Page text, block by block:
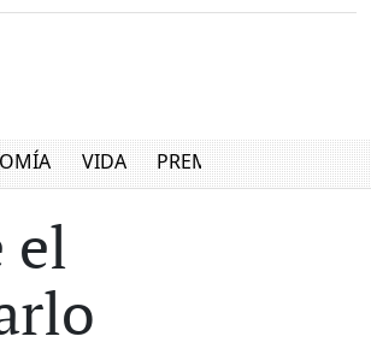
VIDA PREMIUM
el